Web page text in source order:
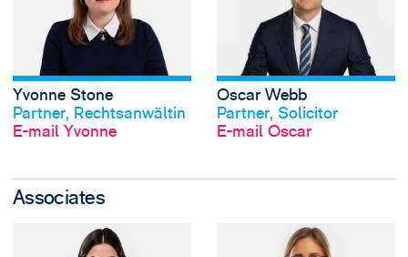
Profil anschauen
Yvonne Stone
Partner, Rechtsanwältin
E-mail Yvonne
Oscar Webb
Partner, Solicitor
E-mail Oscar
Associates
View Lisa